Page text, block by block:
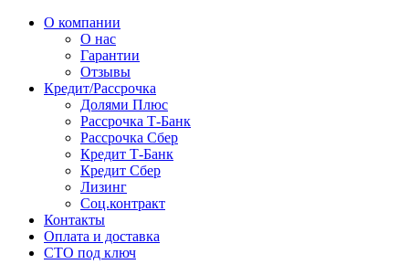
О компании
О нас
Гарантии
Отзывы
Кредит/Рассрочка
Долями Плюс
Рассрочка Т-Банк
Рассрочка Сбер
Кредит Т-Банк
Кредит Сбер
Лизинг
Соц.контракт
Контакты
Оплата и доставка
СТО под ключ